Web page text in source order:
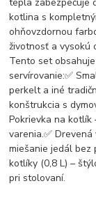
kotlina s
ohňovzdornou
životnosť a vysokú
Tento set
servírovanie:✅
perkelt a iné
konštrukcia s
Pokrievka na
varenia.✅
miešanie jedál bez
kotlíky (0,8 L) –
pri stolovaní.